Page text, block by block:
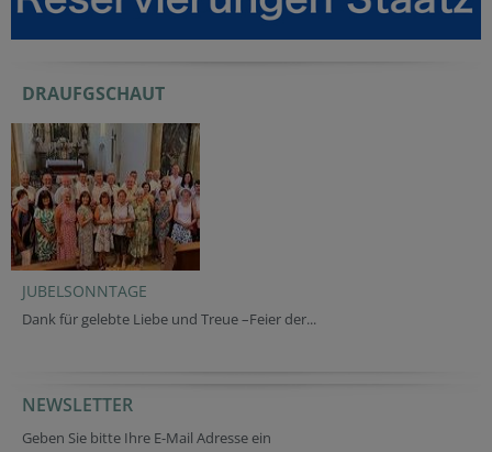
DRAUFGSCHAUT
JUBELSONNTAGE
Dank für gelebte Liebe und Treue –Feier der...
NEWSLETTER
Geben Sie bitte Ihre E-Mail Adresse ein